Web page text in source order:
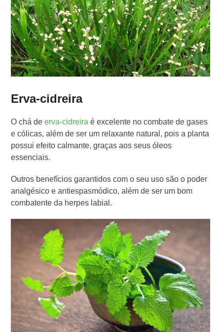
Erva-cidreira
O chá deerva-cidreira é excelente no combate de gases
e cólicas, além de ser um relaxante natural, pois a planta
possui efeito calmante, graças aos seus óleos
essenciais.
Outros benefícios garantidos com o seu uso são o poder
analgésico e antiespasmódico, além de ser um bom
combatente da herpes labial.